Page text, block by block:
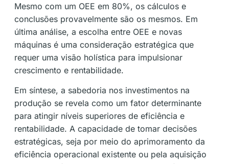
Mesmo com um OEE em 80%, os cálculos e
conclusões provavelmente são os mesmos. Em
última análise, a escolha entre OEE e novas
máquinas é uma consideração estratégica que
requer uma visão holística para impulsionar
crescimento e rentabilidade.
Em síntese, a sabedoria nos investimentos na
produção se revela como um fator determinante
para atingir níveis superiores de eficiência e
rentabilidade. A capacidade de tomar decisões
estratégicas, seja por meio do aprimoramento da
eficiência operacional existente ou pela aquisição